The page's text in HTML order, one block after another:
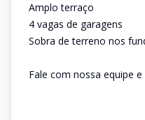
Amplo terraço
4 vagas de garagens
Sobra de terreno nos
Fale com nossa equipe